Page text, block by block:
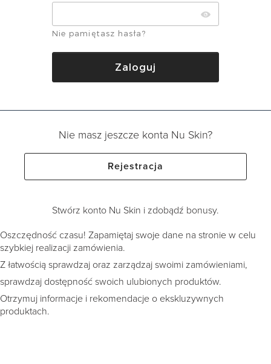
Nie pamiętasz hasła?
Nie masz jeszcze konta Nu Skin?
Rejestracja
Stwórz konto Nu Skin i zdobądź bonusy.
Oszczędność czasu! Zapamiętaj swoje dane na stronie w celu
szybkiej realizacji zamówienia.
Z łatwością sprawdzaj oraz zarządzaj swoimi zamówieniami,
sprawdzaj dostępność swoich ulubionych produktów.
Otrzymuj informacje i rekomendacje o ekskluzywnych
produktach.